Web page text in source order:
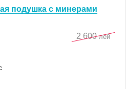
подушка с минерами
2 600 лей